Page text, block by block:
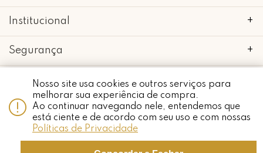
Nosso site usa cookies e outros serviços para
melhorar sua experiência de compra.
Ao continuar navegando nele, entendemos que
está ciente e de acordo com seu uso e com nossas
Políticas de Privacidade
Whatsapp
Institucional +
Segurança +
copyright 2018 - 2022 • mimo galeria • 52.898.662/0001-24 • todos os
direitos reservados.